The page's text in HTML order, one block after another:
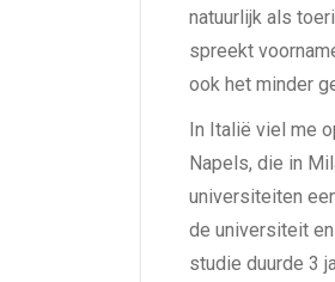
natuurlijk als
spreekt
ook het minder
In Italië viel me
Napels, die in
universiteiten
de universiteit
studie duurde 3